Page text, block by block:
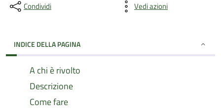
Condividi Vedi azioni
INDICE DELLA PAGINA
A chi è rivolto
Descrizione
Come fare